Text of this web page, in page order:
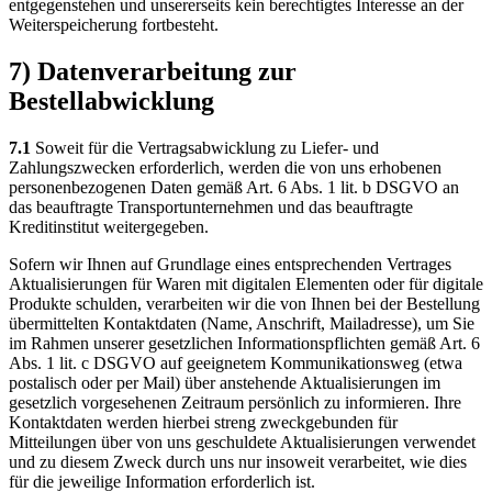
entgegenstehen und unsererseits kein berechtigtes Interesse an der
Weiterspeicherung fortbesteht.
7) Datenverarbeitung zur
Bestellabwicklung
7.1 Soweit für die Vertragsabwicklung zu Liefer- und
Zahlungszwecken erforderlich, werden die von uns erhobenen
personenbezogenen Daten gemäß Art. 6 Abs. 1 lit. b DSGVO an
das beauftragte Transportunternehmen und das beauftragte
Kreditinstitut weitergegeben.
Sofern wir Ihnen auf Grundlage eines entsprechenden Vertrages
Aktualisierungen für Waren mit digitalen Elementen oder für digitale
Produkte schulden, verarbeiten wir die von Ihnen bei der Bestellung
übermittelten Kontaktdaten (Name, Anschrift, Mailadresse), um Sie
im Rahmen unserer gesetzlichen Informationspflichten gemäß Art. 6
Abs. 1 lit. c DSGVO auf geeignetem Kommunikationsweg (etwa
postalisch oder per Mail) über anstehende Aktualisierungen im
gesetzlich vorgesehenen Zeitraum persönlich zu informieren. Ihre
Kontaktdaten werden hierbei streng zweckgebunden für
Mitteilungen über von uns geschuldete Aktualisierungen verwendet
und zu diesem Zweck durch uns nur insoweit verarbeitet, wie dies
für die jeweilige Information erforderlich ist.